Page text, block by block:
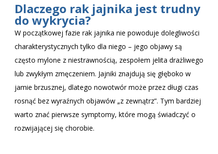
Dlaczego rak jajnika jest trudny
do wykrycia?
W początkowej fazie rak jajnika nie powoduje dolegliwości
charakterystycznych tylko dla niego – jego objawy są
często mylone z niestrawnością, zespołem jelita drażliwego
lub zwykłym zmęczeniem. Jajniki znajdują się głęboko w
jamie brzusznej, dlatego nowotwór może przez długi czas
rosnąć bez wyraźnych objawów „z zewnątrz”. Tym bardziej
warto znać pierwsze symptomy, które mogą świadczyć o
rozwijającej się chorobie.